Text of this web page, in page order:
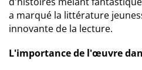
a marqué la littérature
innovante de la lecture.
L'importance de l'œuvre